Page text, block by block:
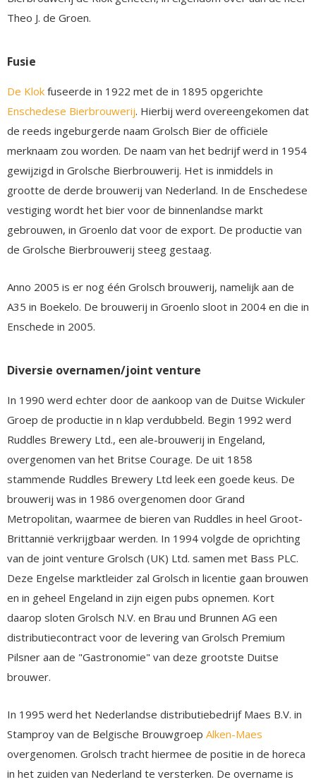
Theo J. de Groen.
Fusie
De Klok fuseerde in 1922 met de in 1895 opgerichte
Enschedese Bierbrouwerij. Hierbij werd overeengekomen dat
de reeds ingeburgerde naam Grolsch Bier de officiële
merknaam zou worden. De naam van het bedrijf werd in 1954
gewijzigd in Grolsche Bierbrouwerij. Het is inmiddels in
grootte de derde brouwerij van Nederland. In de Enschedese
vestiging wordt het bier voor de binnenlandse markt
gebrouwen, in Groenlo dat voor de export. De productie van
de Grolsche Bierbrouwerij steeg gestaag.
Anno 2005 is er nog één Grolsch brouwerij, namelijk aan de
A35 in Boekelo. De brouwerij in Groenlo sloot in 2004 en die in
Enschede in 2005.
Diversie overnamen/joint venture
In 1990 werd echter door de aankoop van de Duitse Wickuler
Groep de productie in n klap verdubbeld. Begin 1992 werd
Ruddles Brewery Ltd., een ale-brouwerij in Engeland,
overgenomen van het Britse Courage. De uit 1858
stammende Ruddles Brewery Ltd leek een goede keus. De
brouwerij was in 1986 overgenomen door Grand
Metropolitan, waarmee de bieren van Ruddles in heel Groot-
Brittannië verkrijgbaar werden. In 1994 volgde de oprichting
van de joint venture Grolsch (UK) Ltd. samen met Bass PLC.
Deze Engelse marktleider zal Grolsch in licentie gaan brouwen
en in geheel Engeland in zijn eigen pubs opnemen. Kort
daarop sloten Grolsch N.V. en Brau und Brunnen AG een
distributiecontract voor de levering van Grolsch Premium
Pilsner aan de "Gastronomie" van deze grootste Duitse
brouwer.
In 1995 werd het Nederlandse distributiebedrijf Maes B.V. in
Stamproy van de Belgische Brouwgroep Alken-Maes
overgenomen. Grolsch tracht hiermee de positie in de horeca
in het zuiden van Nederland te versterken. De overname is